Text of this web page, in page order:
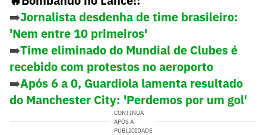
➡️Jornalista desdenha de time brasileiro:
'Nem entre 10 primeiros'
➡️Time eliminado do Mundial de Clubes é
recebido com protestos no aeroporto
➡️Após 6 a 0, Guardiola lamenta resultado
do Manchester City: 'Perdemos por um gol'
CONTINUA
APÓS A
PUBLICIDADE